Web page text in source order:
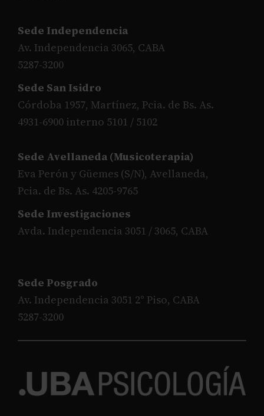
Sede Independencia
Av. Independencia 3065, CABA
5287-3200
Sede San Isidro
Córdoba 1957, Martínez, Pcia. de Bs. As.
4931-6900 interno 5101 / 5102
Sede Avellaneda (Musicoterapia)
Eva Perón y Güemes (S/N), Avellaneda,
Pcia. de Bs. As. 4205-9765
Sede Investigaciones
Avda. Independencia 3051 / 3065, CABA
Sede Posgrado
Av. Independencia 3051 2° Piso, CABA
5287-3200